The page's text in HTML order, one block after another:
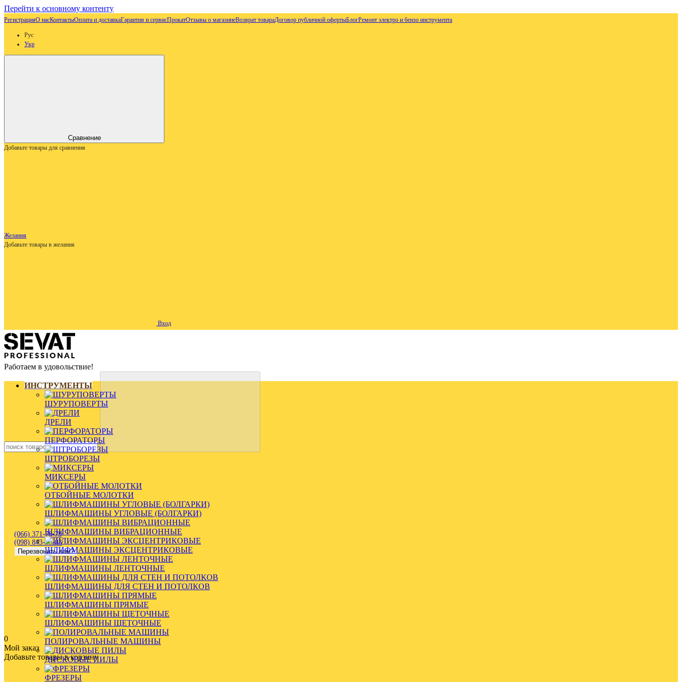
Перейти к основному контенту
РегистрацияО насКонтактыОплата и доставкаГарантия и сервисПрокатОтзывы о магазинеВозврат товараДоговор публичной офертыБлогРемонт электро и бензо инструмента
Рус
Укр
Сравнение
Добавьте товары для сравнения
Желания
Добавьте товары в желания
Вход
Работаем в удовольствие!
(066) 371-78-79
(098) 843-35-03
Перезвонить вам?
0
Мой заказ
Добавьте товары в корзину
ИНСТРУМЕНТЫ
ШУРУПОВЕРТЫ
ДРЕЛИ
ПЕРФОРАТОРЫ
ШТРОБОРЕЗЫ
МИКСЕРЫ
ОТБОЙНЫЕ МОЛОТКИ
ШЛИФМАШИНЫ УГЛОВЫЕ (БОЛГАРКИ)
ШЛИФМАШИНЫ ВИБРАЦИОННЫЕ
ШЛИФМАШИНЫ ЭКСЦЕНТРИКОВЫЕ
ШЛИФМАШИНЫ ЛЕНТОЧНЫЕ
ШЛИФМАШИНЫ ДЛЯ СТЕН И ПОТОЛКОВ
ШЛИФМАШИНЫ ПРЯМЫЕ
ШЛИФМАШИНЫ ЩЕТОЧНЫЕ
ПОЛИРОВАЛЬНЫЕ МАШИНЫ
ДИСКОВЫЕ ПИЛЫ
ФРЕЗЕРЫ